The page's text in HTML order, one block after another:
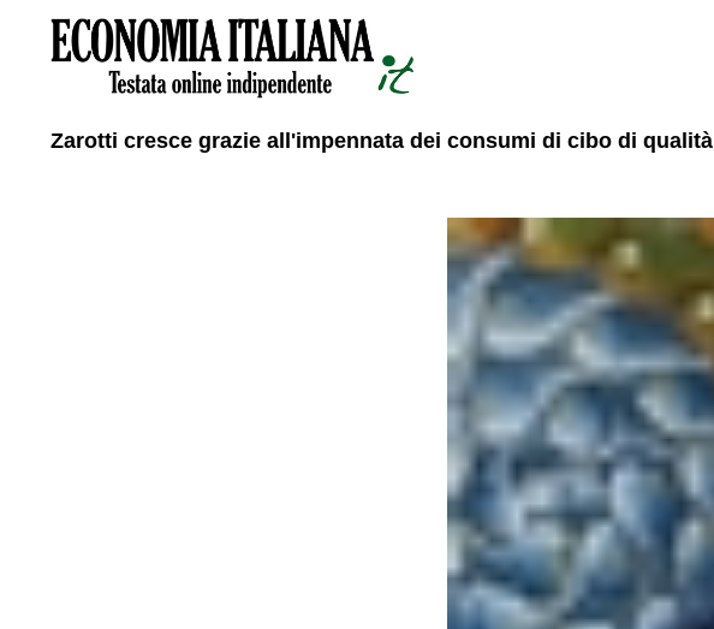
Zarotti cresce grazie all'impennata dei consumi di cibo di qualità